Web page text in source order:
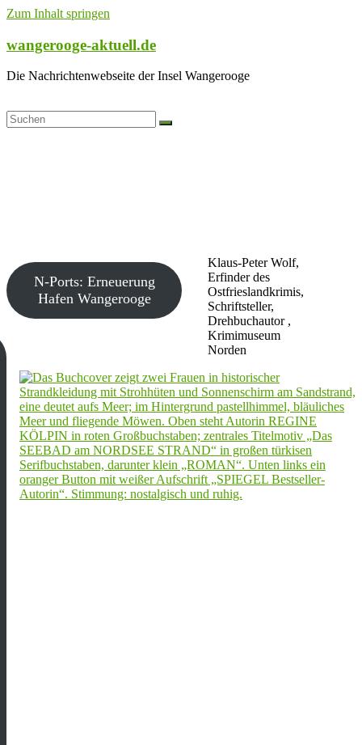
Zum Inhalt springen
wangerooge-aktuell.de
Die Nachrichtenwebseite der Insel Wangerooge
Klaus-Peter Wolf,
Erfinder des
Ostfrieslandkrimis,
Schriftsteller,
Drehbuchautor ,
Krimimuseum
Norden
N-Ports: Erneuerung
Hafen Wangerooge